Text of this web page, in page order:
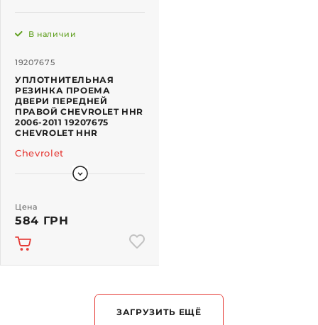
19207675
В наличии
УПЛОТНИТЕЛЬНАЯ
РЕЗИНКА ПРОЕМА
ДВЕРИ ПЕРЕДНЕЙ
ПРАВОЙ CHEVROLET HHR
2006-2011 19207675
CHEVROLET HHR
Chevrolet
Цена
584 ГРН
ЗАГРУЗИТЬ ЕЩЁ